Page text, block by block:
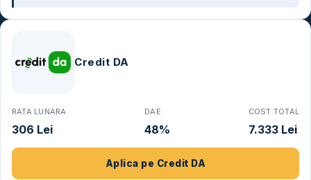
Credit DA
RATA LUNARA
306 Lei
DAE
48%
COST TOTAL
7.333 Lei
Aplica pe Credit DA